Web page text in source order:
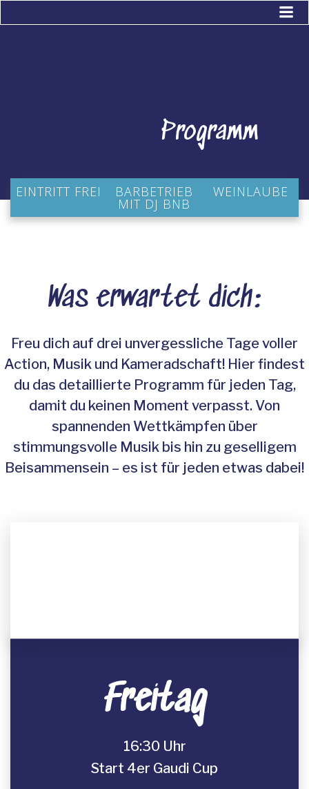
Inhalt
Programm
EINTRITT FREI BARBETRIEB
MIT DJ BNB
WEINLAUBE
Was erwartet dich:
Freu dich auf drei unvergessliche Tage voller
Action, Musik und Kameradschaft! Hier findest
du das detaillierte Programm für jeden Tag,
damit du keinen Moment verpasst. Von
spannenden Wettkämpfen über
stimmungsvolle Musik bis hin zu geselligem
Beisammensein – es ist für jeden etwas dabei!
Freitag
16:30 Uhr
Start 4er Gaudi Cup